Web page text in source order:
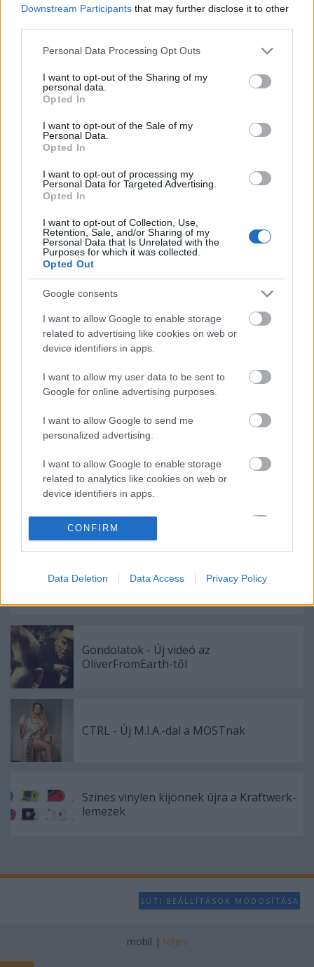
Downstream Participants that may further disclose it to other
Please note that this website/app uses one or more Google
not limited to your visit or usage behaviour. You may click to
grant or deny consent to Google and its third-party tags to
use your data for below specified purposes in below Google
consent section.
Personal Data Processing Opt Outs
I want to opt-out of the Sharing of my
personal data.
Opted In
I want to opt-out of the Sale of my
Personal Data.
Opted In
I want to opt-out of processing my
Personal Data for Targeted Advertising.
Opted In
I want to opt-out of Collection, Use,
Retention, Sale, and/or Sharing of my
Personal Data that Is Unrelated with the
Purposes for which it was collected.
Opted Out
Google consents
I want to allow Google to enable storage
related to advertising like cookies on web or
device identifiers in apps.
I want to allow my user data to be sent to
Google for online advertising purposes.
I want to allow Google to send me
personalized advertising.
I want to allow Google to enable storage
related to analytics like cookies on web or
device identifiers in apps.
I want to allow Google to enable storage
related to functionality of the website or app.
related to personalization.
I want to allow Google to enable storage
related to security, including authentication
functionality and fraud prevention, and other
user protection.
CONFIRM
Data Deletion Data Access Privacy Policy
Aztán több embernek is tetszik Kanye West és Paul
McCarthy közös dala. Paul McCarthy is művész,
valóban. Ezt például ő csinálta:
Meg ezt is:
Vagy esetleg ez az órás análdugó?
Aztán lehet ő is zenél, nem tudom.
Ajánlott bejegyzések:
Megérkezett!
Gondolatok - Új videó az
OliverFromEarth-től
CTRL - Új M.I.A.-dal a MOSTnak
Színes vinylen kijönnek újra a Kraftwerk-
lemezek
SÜTI BEÁLLÍTÁSOK MÓDOSÍTÁSA
mobil | teljes